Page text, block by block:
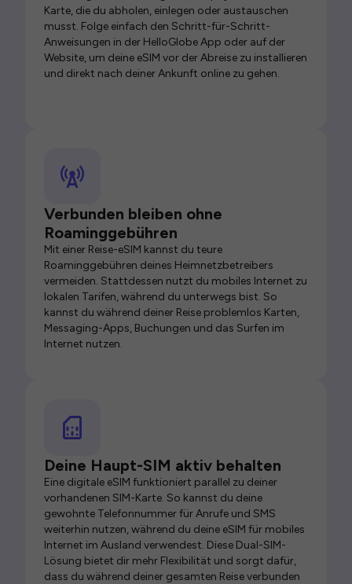
Karte, die du abholen, einlegen oder austauschen
musst. Folge einfach den Schritt-für-Schritt-
Anweisungen in der HelloGlobe App oder auf der
Website, um deine eSIM vor der Abreise zu installieren
und direkt nach deiner Ankunft online zu gehen.
Verbunden bleiben ohne
Roaminggebühren
Mit einer Reise-eSIM kannst du teure
Roaminggebühren deines Heimnetzbetreibers
vermeiden. Stattdessen nutzt du mobiles Internet zu
lokalen Tarifen, während du unterwegs bist. So
kannst du während deiner Reise problemlos Karten,
Messaging-Apps, Buchungen und das Surfen im
Internet nutzen.
Deine Haupt-SIM aktiv behalten
Eine digitale eSIM funktioniert parallel zu deiner
vorhandenen SIM-Karte. So kannst du deine
gewohnte Telefonnummer für Anrufe und SMS
weiterhin nutzen, während du deine eSIM für mobiles
Internet im Ausland verwendest. Diese Dual-SIM-
Lösung bietet dir mehr Flexibilität und sorgt dafür,
dass du während deiner gesamten Reise verbunden